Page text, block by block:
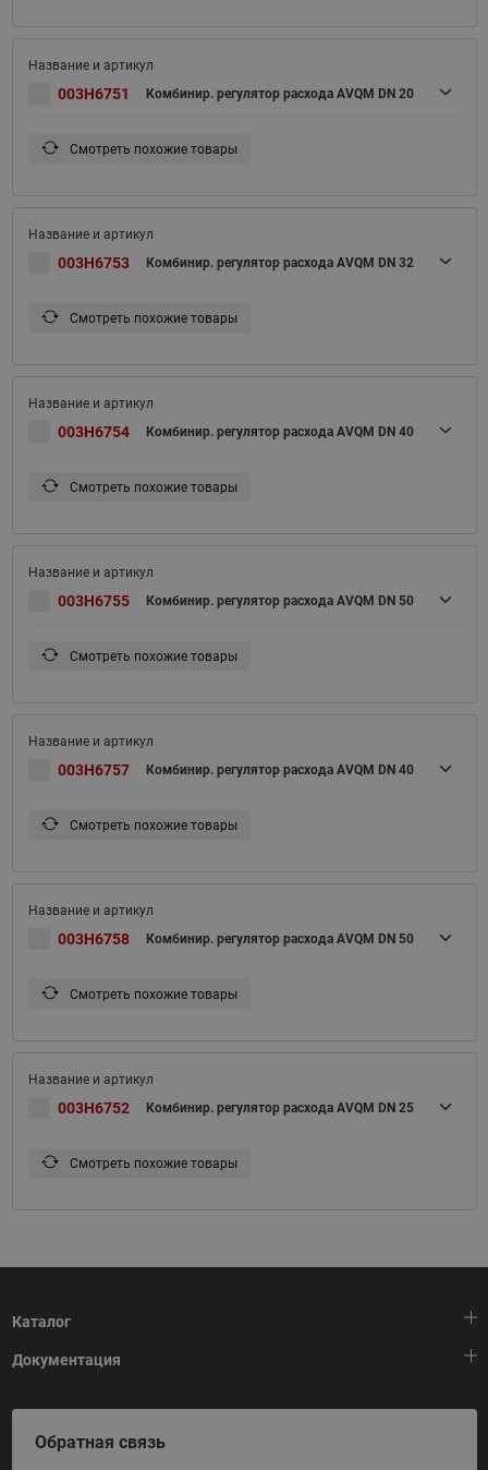
003H6751 Комбинир. регулятор расхода AVQM DN 20
Смотреть похожие товары
003H6753 Комбинир. регулятор расхода AVQM DN 32
Смотреть похожие товары
003H6754 Комбинир. регулятор расхода AVQM DN 40
Смотреть похожие товары
003H6755 Комбинир. регулятор расхода AVQM DN 50
Смотреть похожие товары
003H6757 Комбинир. регулятор расхода AVQM DN 40
Смотреть похожие товары
003H6758 Комбинир. регулятор расхода AVQM DN 50
Смотреть похожие товары
003H6752 Комбинир. регулятор расхода AVQM DN 25
Смотреть похожие товары
Каталог
Тепловая автоматика
Холодильная техника
Приводная техника
Документация
HeatPlatform (Тепловая платформа)
Полезные программы и инструменты
Обратная связь